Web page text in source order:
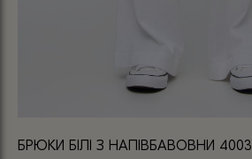
БРЮКИ БІЛІ З НАПІВБАВОВНИ 4003